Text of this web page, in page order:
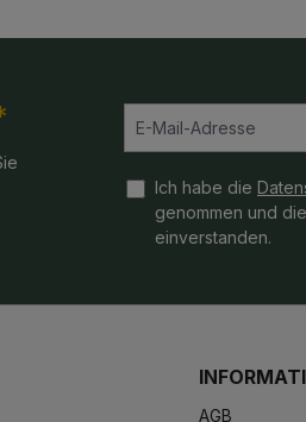
Ich habe die
genommen und die
einverstanden.
AGB